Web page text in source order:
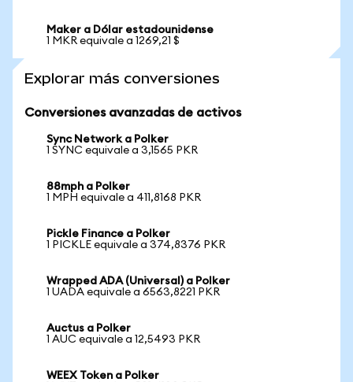
Maker a Dólar estadounidense
1 MKR equivale a 1269,21 $
Explorar más conversiones
Conversiones avanzadas de activos
Sync Network a Polker
1 SYNC equivale a 3,1565 PKR
88mph a Polker
1 MPH equivale a 411,8168 PKR
Pickle Finance a Polker
1 PICKLE equivale a 374,8376 PKR
Wrapped ADA (Universal) a Polker
1 UADA equivale a 6563,8221 PKR
Auctus a Polker
1 AUC equivale a 12,5493 PKR
WEEX Token a Polker